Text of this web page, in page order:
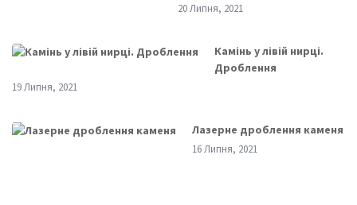
20 Липня, 2021
Камінь у лівій нирці.
Дроблення
19 Липня, 2021
Лазерне дроблення каменя
16 Липня, 2021